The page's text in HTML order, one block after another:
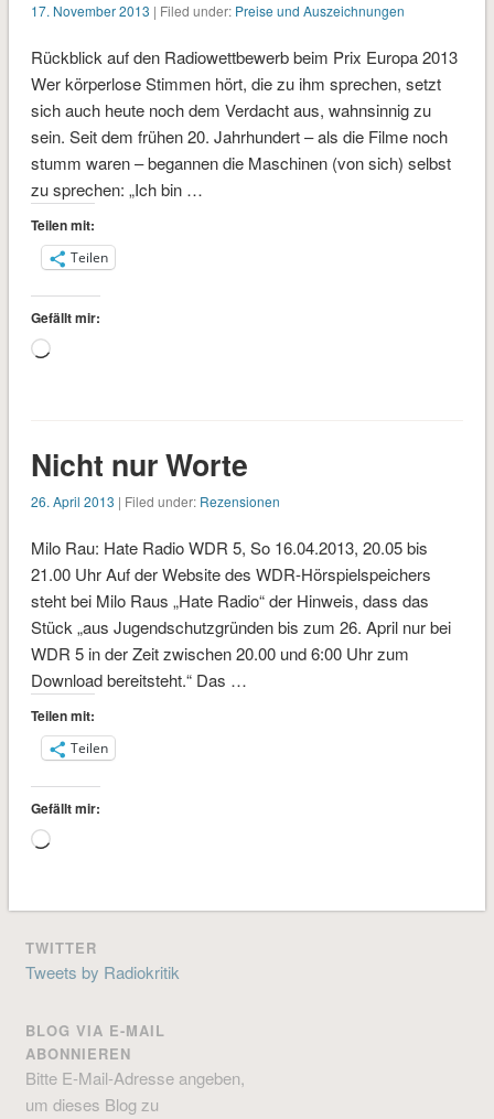
17. November 2013 | Filed under: Preise und Auszeichnungen
Rückblick auf den Radiowettbewerb beim Prix Europa 2013
Wer körperlose Stimmen hört, die zu ihm sprechen, setzt
sich auch heute noch dem Verdacht aus, wahnsinnig zu
sein. Seit dem frühen 20. Jahrhundert – als die Filme noch
stumm waren – begannen die Maschinen (von sich) selbst
zu sprechen: „Ich bin …
Teilen mit:
Teilen
Gefällt mir:
Wird
Nicht nur Worte
26. April 2013 | Filed under: Rezensionen
Milo Rau: Hate Radio WDR 5, So 16.04.2013, 20.05 bis
21.00 Uhr Auf der Website des WDR-Hörspielspeichers
steht bei Milo Raus „Hate Radio“ der Hinweis, dass das
Stück „aus Jugendschutzgründen bis zum 26. April nur bei
WDR 5 in der Zeit zwischen 20.00 und 6:00 Uhr zum
Download bereitsteht.“ Das …
Teilen mit:
Teilen
Gefällt mir:
Wird
TWITTER
Tweets by Radiokritik
BLOG VIA E-MAIL
ABONNIEREN
Bitte E-Mail-Adresse angeben,
um dieses Blog zu